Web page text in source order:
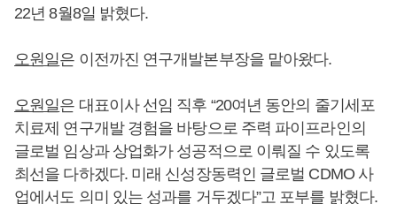
22년 8월8일 밝혔다.
오원일은 이전까진 연구개발본부장을 맡아왔다.
오원일은 대표이사 선임 직후 “20여년 동안의 줄기세포
치료제 연구개발 경험을 바탕으로 주력 파이프라인의
글로벌 임상과 상업화가 성공적으로 이뤄질 수 있도록
최선을 다하겠다. 미래 신성장동력인 글로벌 CDMO 사
업에서도 의미 있는 성과를 거두겠다”고 포부를 밝혔다.